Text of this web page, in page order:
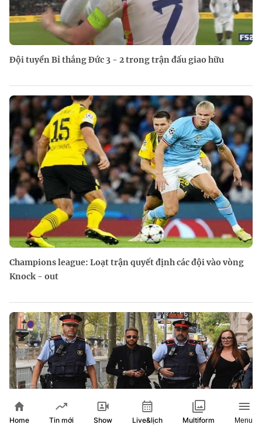
Đội tuyển Bỉ thắng Đức 3 - 2 trong trận đấu giao hữu
Champions league: Loạt trận quyết định các đội vào vòng
Knock - out
Home Tin mới Show Live&lịch Multiform Menu